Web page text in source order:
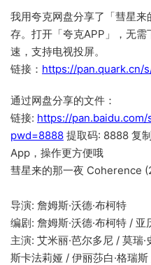
我用夸克网盘分享了「彗星
存。打开「夸克APP」，无
速，支持电视投屏。
链接： https://pan.quark.cn/
通过网盘分享的文件：
链接: https://pan.baidu.com/
pwd=8888 提取码: 8888 复
App，操作更方便哦
彗星来的那一夜 Coherence
导演: 詹姆斯·沃德·布柯特
编剧: 詹姆斯·沃德·布柯特 / 亚
主演: 艾米丽·芭尔多尼 / 莫瑞
斯卡法莉娅 / 伊丽莎白·格瑞